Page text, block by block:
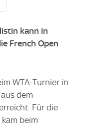
kann in
French Open
WTA-Turnier in
dem
Für die
beim